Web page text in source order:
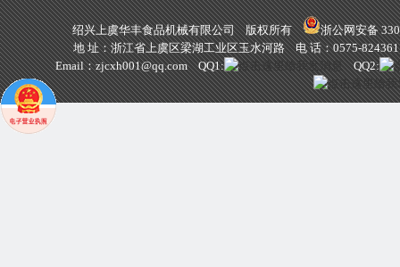
绍兴上虞华丰食品机械有限公司 版权所有
浙公网安备
地 址：浙江省上虞区梁湖工业区玉水河路 电 话：0575-
Email：zjcxh001@qq.comQQ1: QQ2: